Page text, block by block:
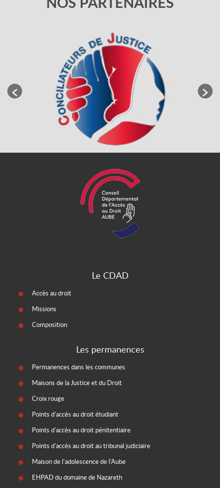
Le CDAD
Accès au droit
Missions
Composition
Les permanences
Permanences dans les communes
Maisons de la Justice et du Droit
Croix rouge
Points d'accès au droit étudiant
Points d'accès au droit pénitentiaire
Points d'accès au droit au tribunal judiciaire
Maison de l'adolescence de l'Aube
EHPAD du domaine de Nazareth